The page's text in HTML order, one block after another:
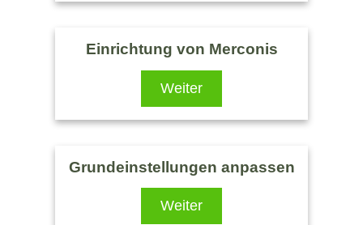
Einrichtung von Merconis
Weiter
Grundeinstellungen anpassen
Weiter